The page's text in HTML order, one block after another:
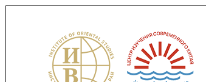
content